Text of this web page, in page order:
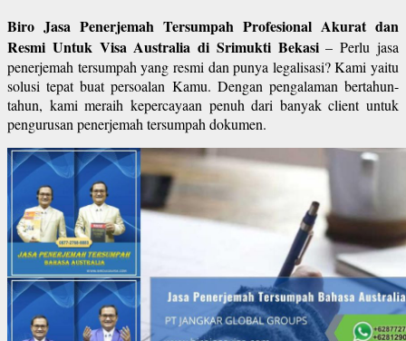
Biro Jasa Penerjemah Tersumpah Profesional Akurat dan
Resmi Untuk Visa Australia di Srimukti Bekasi– Perlu jasa
penerjemah tersumpah yang resmi dan punya legalisasi? Kami yaitu
solusi tepat buat persoalan Kamu. Dengan pengalaman bertahun-
tahun, kami meraih kepercayaan penuh dari banyak client untuk
pengurusan penerjemah tersumpah dokumen.